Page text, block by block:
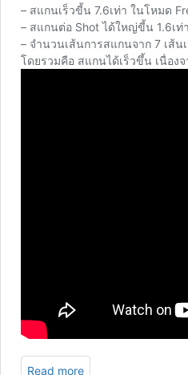
– สแกนเร็วขี้น 7.6เท่า ในโหมด
– สแกนต่อ Shot ได้ใหญ่ขี้น 1.6เท่
– จำนวนเส้นการสแกนจาก 7 เส้น
โดยรวมคือ สแกนได้เร็วขึ้น เนื่อ
Read more